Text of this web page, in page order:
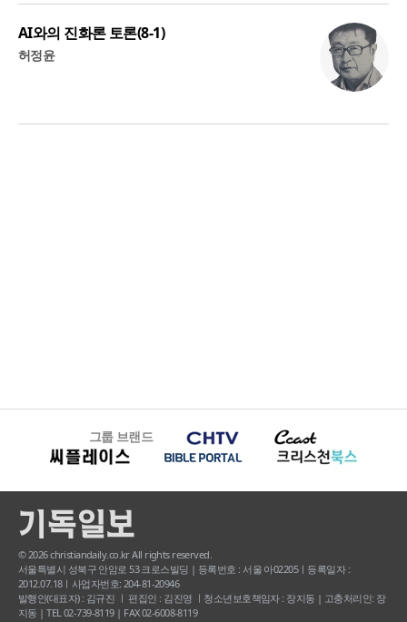
AI와의 진화론 토론(8-1)
허정윤
그룹 브랜드
© 2026 christiandaily.co.kr All rights reserved.
서울특별시 성북구 안암로 53 크로스빌딩 | 등록번호 : 서울 아02205ㅣ등록일자 :
2012.07.18ㅣ사업자번호: 204-81-20946
발행인(대표자) : 김규진 ㅣ 편집인 : 김진영 ㅣ청소년보호책임자 : 장지동 | 고충처리인: 장
지동 | TEL 02-739-8119 | FAX 02-6008-8119